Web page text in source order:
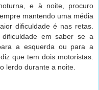
e à noite, procuro
mantendo uma média
dificuldade é nas retas.
em saber se a
a esquerda ou para a
que tem dois motoristas.
lerdo durante a noite.